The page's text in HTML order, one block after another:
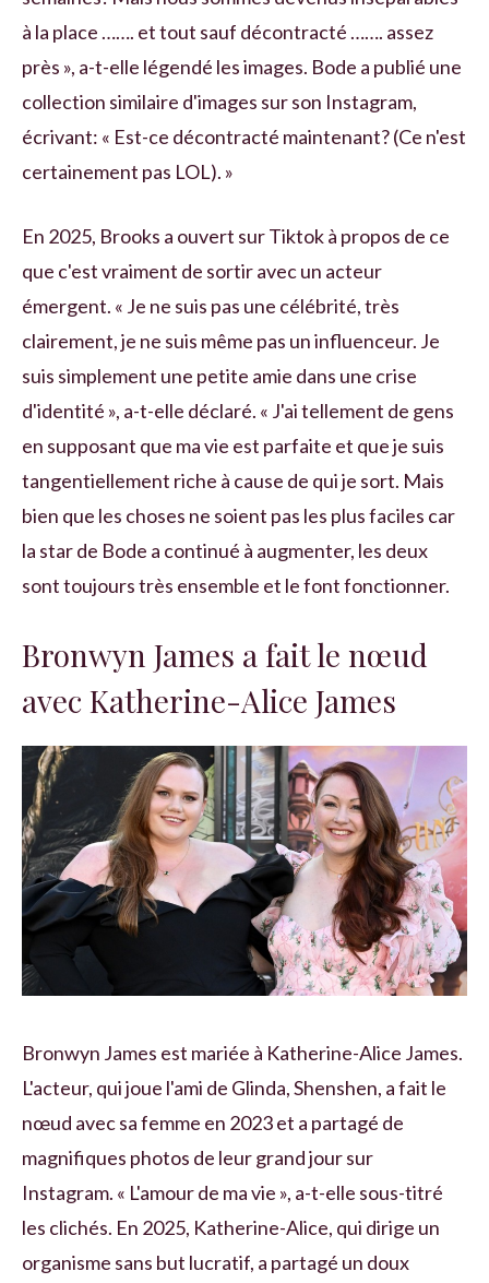
à la place ……. et tout sauf décontracté ……. assez
près », a-t-elle légendé les images. Bode a publié une
collection similaire d'images sur son Instagram,
écrivant: « Est-ce décontracté maintenant? (Ce n'est
certainement pas LOL). »
En 2025, Brooks a ouvert sur Tiktok à propos de ce
que c'est vraiment de sortir avec un acteur
émergent. « Je ne suis pas une célébrité, très
clairement, je ne suis même pas un influenceur. Je
suis simplement une petite amie dans une crise
d'identité », a-t-elle déclaré. « J'ai tellement de gens
en supposant que ma vie est parfaite et que je suis
tangentiellement riche à cause de qui je sort. Mais
bien que les choses ne soient pas les plus faciles car
la star de Bode a continué à augmenter, les deux
sont toujours très ensemble et le font fonctionner.
Bronwyn James a fait le nœud
avec Katherine-Alice James
Bronwyn James est mariée à Katherine-Alice James.
L'acteur, qui joue l'ami de Glinda, Shenshen, a fait le
nœud avec sa femme en 2023 et a partagé de
magnifiques photos de leur grand jour sur
Instagram. « L'amour de ma vie », a-t-elle sous-titré
les clichés. En 2025, Katherine-Alice, qui dirige un
organisme sans but lucratif, a partagé un doux